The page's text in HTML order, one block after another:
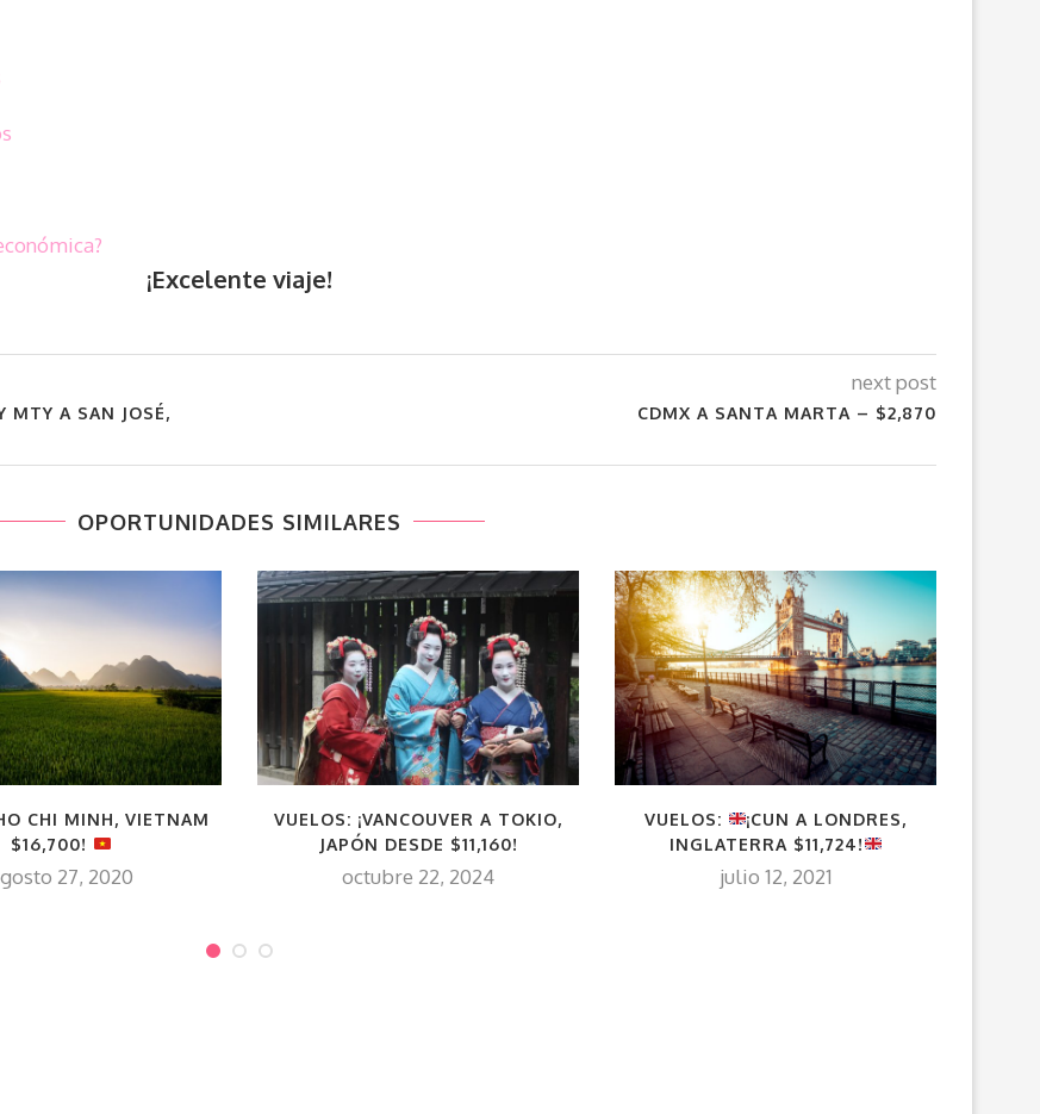
¡Excelente viaje!
MTY A SAN JOSÉ,
next post
CDMX A SANTA MARTA – $2,870
OPORTUNIDADES SIMILARES
CHI MINH, VIETNAM
$16,700!
27, 2020
VUELOS: ¡VANCOUVER A TOKIO,
JAPÓN DESDE $11,160!
octubre 22, 2024
VUELOS:
¡CUN A LONDRES,
INGLATERRA $11,724!
julio 12, 2021